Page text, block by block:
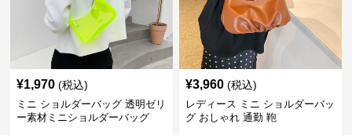
¥1,970 (税込)
ミニ ショルダーバッグ 透明ゼリ
ー素材ミニショルダーバッグ
¥3,960 (税込)
レディース ミニ ショルダーバッ
グ おしゃれ 通勤 鞄